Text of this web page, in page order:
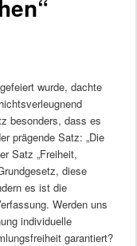
wurde, dachte
besonders, dass es
prägende Satz: „Die
Satz „Freiheit,
diese
es ist die
Werden uns
individuelle
garantiert?